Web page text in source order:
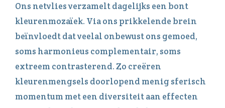
Ons netvlies verzamelt dagelijks een bont
kleurenmozaïek. Via ons prikkelende brein
beïnvloedt dat veelal onbewust ons gemoed,
soms harmonieus complementair, soms
extreem contrasterend. Zo creëren
kleurenmengsels doorlopend menig sferisch
momentum met een diversiteit aan effecten